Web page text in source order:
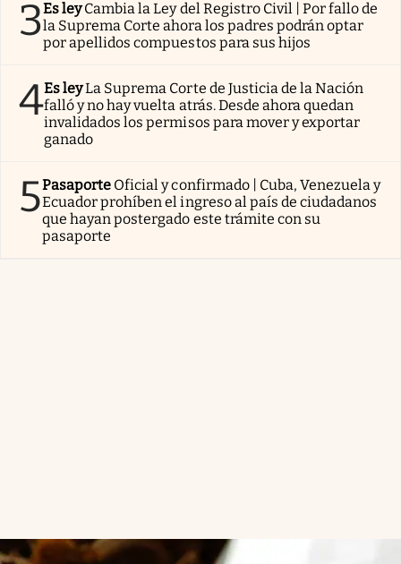
3Es ley Cambia la Ley del Registro Civil | Por fallo de
la Suprema Corte ahora los padres podrán optar
por apellidos compuestos para sus hijos
4Es leyLa Suprema Corte de Justicia de la Nación
falló y no hay vuelta atrás. Desde ahora quedan
invalidados los permisos para mover y exportar
ganado
5Pasaporte Oficial y confirmado | Cuba, Venezuela y
Ecuador prohíben el ingreso al país de ciudadanos
que hayan postergado este trámite con su
pasaporte